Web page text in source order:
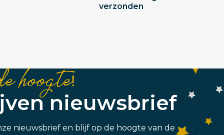
verzonden
hoogte!
nieuwsbrief
nieuwsbrief en blijf op de hoogte van de